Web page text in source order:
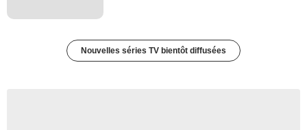
Nouvelles séries TV bientôt diffusées